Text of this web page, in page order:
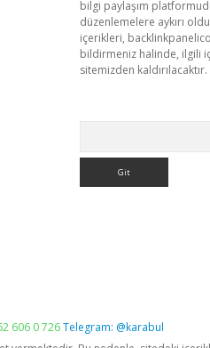
bilgi paylaşım
düzenlemelere aykırı
içerikleri,
bildirmeniz halinde, ilgili
sitemizden kaldırılacaktır.
606 0 726Telegram: @karabul